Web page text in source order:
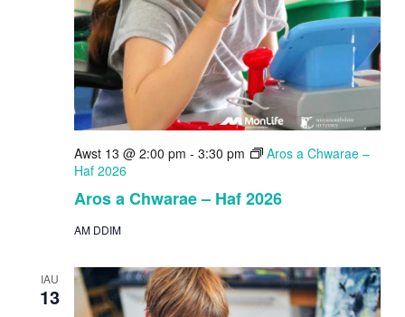
Aros a Chwarae – Haf 2026
Awst 13 @ 2:00 pm - 3:30 pm
Aros a Chwarae –
Haf 2026
AM DDIM
IAU
13